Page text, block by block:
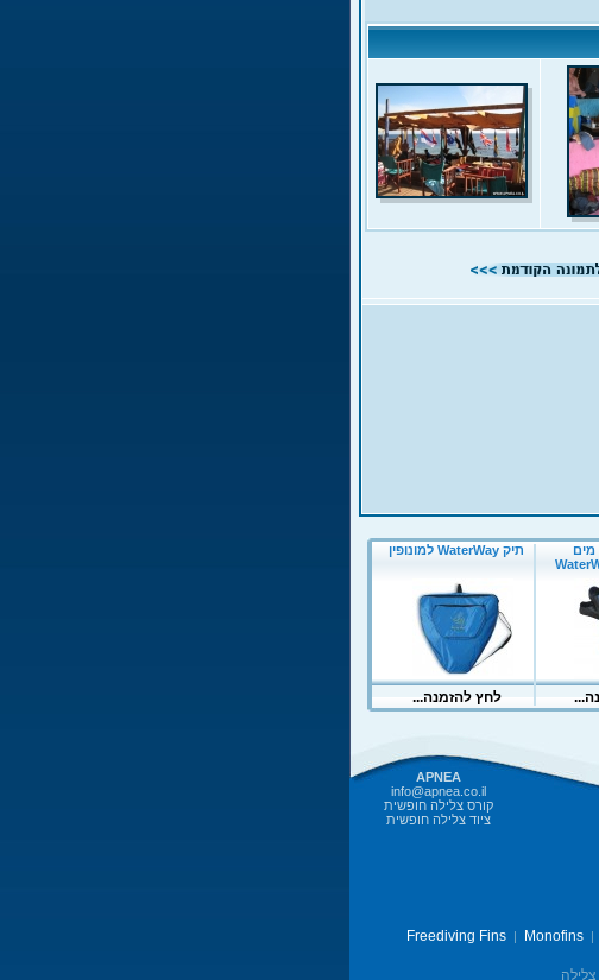
APNEA
info@apnea.co.il
קורס צלילה חופשית
ציוד צלילה חופשית
Freediving Fins| Monofins|